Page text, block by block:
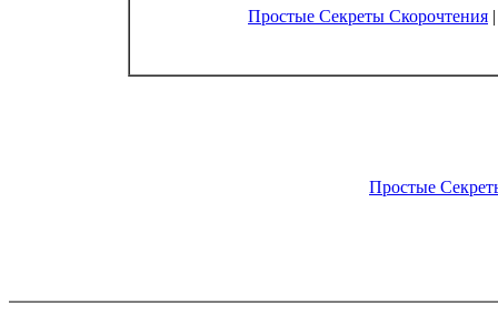
Простые Секреты Скорочтения
Простые